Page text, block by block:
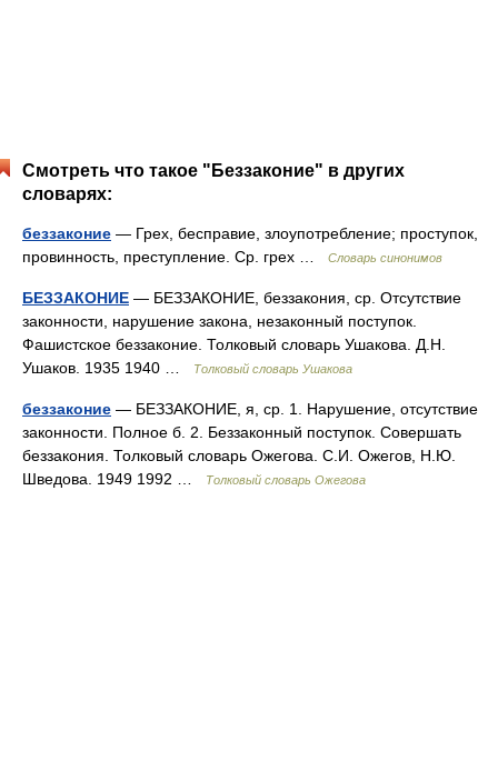
Смотреть что такое "Беззаконие" в других
словарях:
беззаконие — Грех, бесправие, злоупотребление; проступок,
провинность, преступление. Ср. грех …
Словарь синонимов
БЕЗЗАКОНИЕ — БЕЗЗАКОНИЕ, беззакония, ср. Отсутствие
законности, нарушение закона, незаконный поступок.
Фашистское беззаконие. Толковый словарь Ушакова. Д.Н.
Ушаков. 1935 1940 …
Толковый словарь Ушакова
беззаконие — БЕЗЗАКОНИЕ, я, ср. 1. Нарушение, отсутствие
законности. Полное б. 2. Беззаконный поступок. Совершать
беззакония. Толковый словарь Ожегова. С.И. Ожегов, Н.Ю.
Шведова. 1949 1992 …
Толковый словарь Ожегова